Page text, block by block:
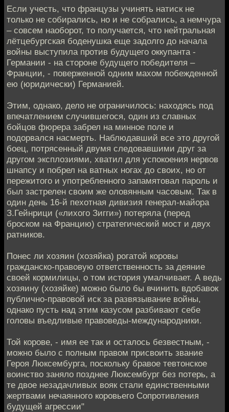
Если учесть, что французы учинять натиск не
только не собирались, но и не собрались, а немчура
– совсем наоборот, то получается, что нейтральная
лётцебургская боденушка еще задолго до начала
войны выступила против будущего оккупанта -
Германии - на стороне будущего победителя –
Франции, - поверженной одним махом побежденной
ею (юридически) Германией.
Этим, однако, дело не ограничилось: находясь под
впечатлением случившегося, один из славных
бойцов фюрера забрел на минное поле и
подорвался насмерть. Наблюдавший все это другой
боец, потрясенный двумя следовавшими друг за
другом эксплозиями, хватил для успокоения нервов
шнапсу и побрел на ватных ногах до своих, но от
пережитого и употребленного запамятовал пароль и
был застрелен своим же оловянным часовым. Так в
один день 16-й пехотная дивизия генерал-майора
З.Гейнрици («лихого Зигги») потеряла (перед
броском на Францию) стратегический мост и двух
ратников.
Понес ли хозяин (хозяйка) рогатой коровы
гражданско-правовую ответственность за деяние
своей кормилицы, о том история умалчивает. А ведь
хозяину (хозяйке) можно было бы вчинить вдобавок
публично-правовой иск за развязывание войны,
однако пусть над этим казусом разбивают себе
головы въедливые правоведы-международники.
Той корове, - имя ее так и осталось безвестным, -
можно было с полным правом присвоить звание
Героя Люксембурга, поскольку бравое тевтонское
воинство заняло позднее Люксембург без потерь, а
те двое незадачливых вояк стали единственными
жертвами нечаянного коровьего Сопротивления
будущей агрессии"